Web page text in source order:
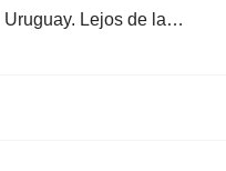
Uruguay. Lejos de la…